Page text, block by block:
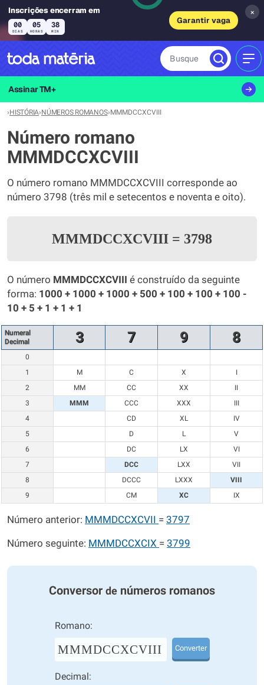
Inscrições encerram em
00
DIAS
05
HORAS
38
MIN
Garantir vaga
×
Busque
Assinar TM+
›HISTÓRIA›NÚMEROS ROMANOS›MMMDCCXCVIII
Número romano
MMMDCCXCVIII
O número romano MMMDCCXCVIII corresponde ao
número 3798 (três mil e setecentos e noventa e oito).
MMMDCCXCVIII = 3798
O número MMMDCCXCVIII é construído da seguinte
forma: 1000 + 1000 + 1000 + 500 + 100 + 100 + 100 -
10 + 5 + 1 + 1 + 1
Numeral
Decimal
3 7 9 8
0
1
M C X
I
2
MM CC XX
II
3
MMM CCC XXX
III
4
CD XL
IV
5
D L
V
6
DC LX
VI
7
DCC LXX
VII
8
DCCC LXXX
VIII
9
CM XC IX
Número anterior: MMMDCCXCVII = 3797
Número seguinte: MMMDCCXCIX = 3799
Conversor de números romanos
Romano:
MMMDCCXCVIII Converter
Decimal: